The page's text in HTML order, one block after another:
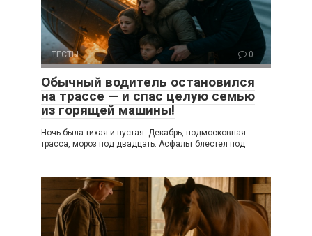
ТЕСТЫ 0
Обычный водитель остановился
на трассе — и спас целую семью
из горящей машины!
Ночь была тихая и пустая. Декабрь, подмосковная
трасса, мороз под двадцать. Асфальт блестел под